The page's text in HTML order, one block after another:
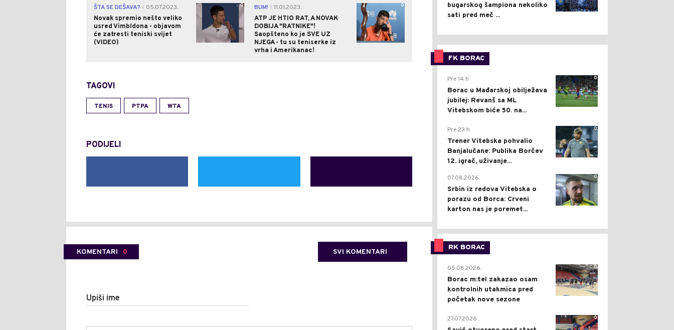
ŠTA SE DEŠAVA?
05.07.2023.
Novak spremio nešto veliko
usred Vimbldona - objavom
će zatresti teniski svijet
(VIDEO)
0 BUM!
11.01.2023.
ATP JE HTIO RAT, A NOVAK
DOBIJA "RATNIKE"!
Saopšteno ko je SVE UZ
NJEGA - tu su teniserke iz
vrha i Amerikanac!
0
TAGOVI
TENIS PTPA WTA
PODIJELI
KOMENTARI 0 SVI KOMENTARI
Upiši ime
bugarskog šampiona nekoliko
sati pred meč ...
FK BORAC
0
Pre 14 h
Borac u Mađarskoj obilježava
jubilej: Revanš sa ML
Vitebskom biće 50. na...
0
Pre 23 h
Trener Vitebska pohvalio
Banjalučane: Publika Borčev
12. igrač, uživanje...
0
07.08.2026.
Srbin iz redova Vitebska o
porazu od Borca: Crveni
karton nas je poremet...
RK BORAC
0
05.08.2026.
Borac m:tel zakazao osam
kontrolnih utakmica pred
početak nove sezone
0
27.07.2026.